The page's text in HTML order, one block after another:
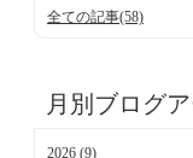
全ての記事(58)
月別ブログ
2026 (9)